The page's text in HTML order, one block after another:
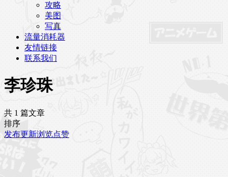
攻略
美图
写真
流量消耗器
友情链接
联系我们
李珍珠
共 1 篇文章
排序
发布更新浏览点赞